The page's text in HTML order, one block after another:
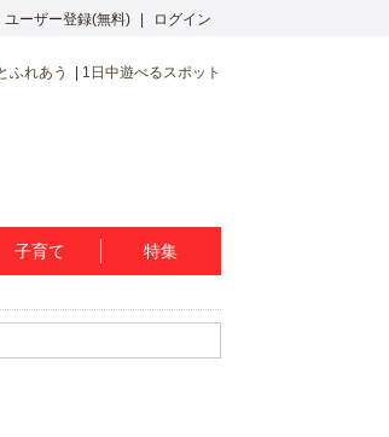
ユーザー登録(無料) ログイン
ふれあう 1日中遊べるスポット
子育て 特集